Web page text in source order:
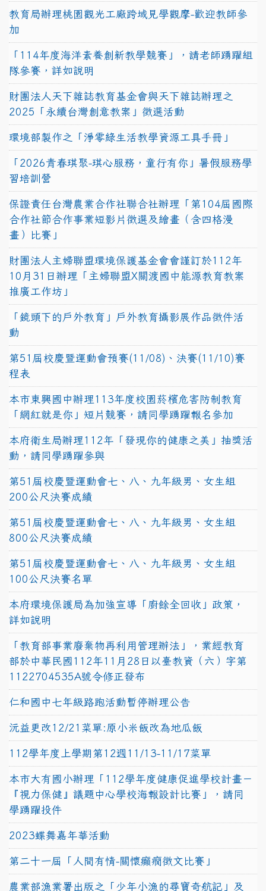
教育局辦理桃園觀光工廠跨域見學觀摩-歡迎教師參
加
「114年度海洋素養創新教學競賽」，請老師踴躍組
隊參賽，詳如說明
財團法人天下雜誌教育基金會與天下雜誌辦理之
2025「永續台灣創意教案」徵選活動
環境部製作之「淨零綠生活教學資源工具手冊」
「2026青春琪聚-琪心服務，童行有你」暑假服務學
習培訓營
保證責任台灣農業合作社聯合社辦理「第104屆國際
合作社節合作事業短影片徵選及繪畫（含四格漫
畫）比賽」
財團法人主婦聯盟環境保護基金會會謹訂於112年
10月31日辦理「主婦聯盟X關渡國中能源教育教案
推廣工作坊」
「鏡頭下的戶外教育」戶外教育攝影展作品徵件活
動
第51屆校慶暨運動會預賽(11/08)、決賽(11/10)賽
程表
本市東興國中辦理113年度校園菸檳危害防制教育
「網紅就是你」短片競賽，請同學踴躍報名參加
本府衛生局辦理112年「發現你的健康之美」抽獎活
動，請同學踴躍參與
第51屆校慶暨運動會七、八、九年級男、女生組
200公尺決賽成績
第51屆校慶暨運動會七、八、九年級男、女生組
800公尺決賽成績
第51屆校慶暨運動會七、八、九年級男、女生組
100公尺決賽名單
本府環境保護局為加強宣導「廚餘全回收」政策，
詳如說明
「教育部事業廢棄物再利用管理辦法」，業經教育
部於中華民國112年11月28日以臺教資（六）字第
1122704535A號令修正發布
仁和國中七年級路跑活動暫停辦理公告
沅益更改12/21菜單:原小米飯改為地瓜飯
112學年度上學期第12週11/13-11/17菜單
本市大有國小辦理「112學年度健康促進學校計畫－
『視力保健』議題中心學校海報設計比賽」，請同
學踴躍投件
2023蝶舞嘉年華活動
第二十一屆「人間有情-關懷癲癇徵文比賽」
農業部漁業署出版之「少年小漁的尋寶奇航記」及